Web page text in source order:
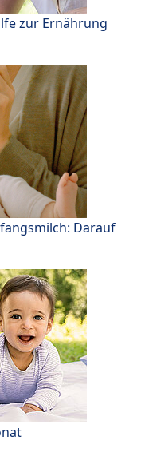
zur Ernährung
Darauf